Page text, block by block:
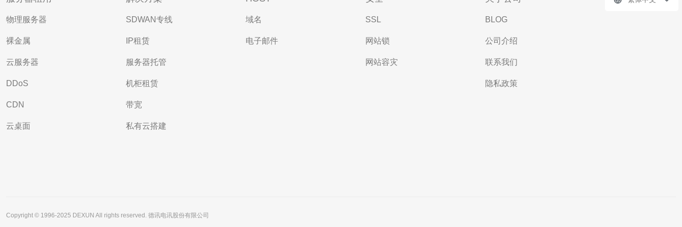
物理服务器
裸金属
云服务器
DDoS
CDN
云桌面
SDWAN专线
IP租赁
服务器托管
机柜租赁
带宽
私有云搭建
域名
电子邮件
SSL
网站锁
网站容灾
BLOG
公司介绍
联系我们
隐私政策
Copyright © 1996-2025 DEXUN All rights reserved. 德讯电讯股份有限公司